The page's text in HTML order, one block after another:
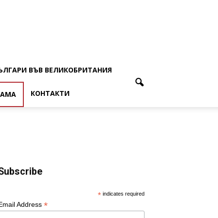
ВЪВ ВЕЛИКОБРИТАНИЯ
КОНТАКТИ
* indicates required
Address *